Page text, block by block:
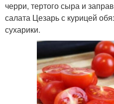
черри, тертого сыра и
салата Цезарь с курицей
сухарики.